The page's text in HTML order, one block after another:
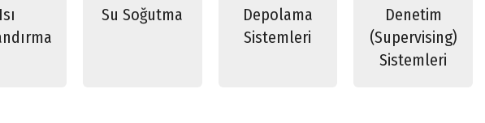
Isı
Su Soğutma
Depolama
Sistemleri
Denetim
(Supervising)
Sistemleri